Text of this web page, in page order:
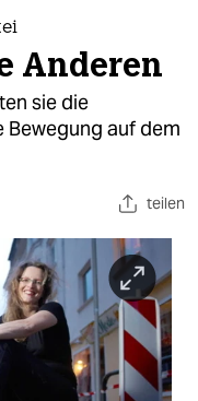
Anderen
sie die
Bewegung auf dem
teilen